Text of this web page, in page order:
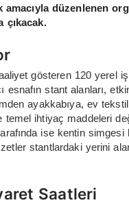
düzenlenen
çıkacak.
gösteren 120 yerel
stant alanları,
ayakkabıya, ev
ihtiyaç maddeleri
ise kentin
stantlardaki yerini
Saatleri